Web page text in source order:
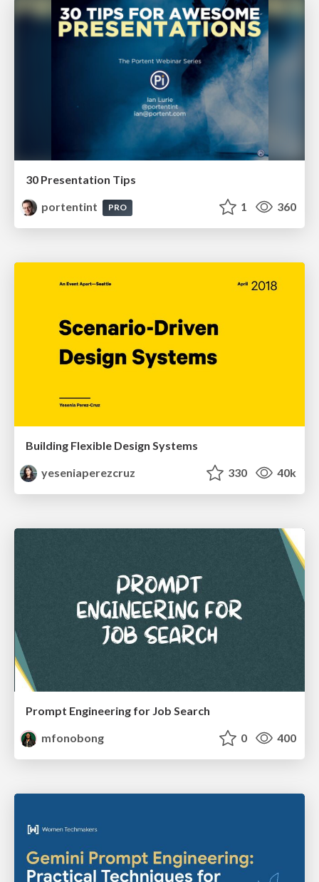
30 Presentation Tips
portentint
PRO 1 360
Building Flexible Design Systems
yeseniaperezcruz
330 40k
Prompt Engineering for Job Search
mfonobong
0 400